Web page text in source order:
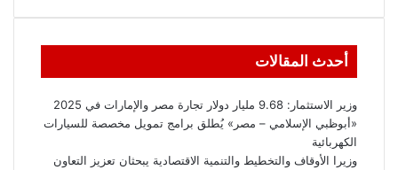
أحدث المقالات
وزير الاستثمار: 9.68 مليار دولار تجارة مصر والإمارات في 2025
«أبوظبي الإسلامي – مصر» يُطلق برامج تمويل مخصصة للسيارات
الكهربائية
وزيرا الأوقاف والتخطيط والتنمية الاقتصادية يبحثان تعزيز التعاون